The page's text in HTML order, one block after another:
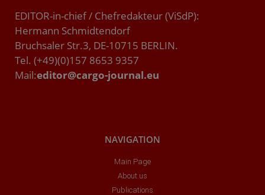
EDITOR-in-chief / Chefredakteur (ViSdP):
Hermann Schmidtendorf
Bruchsaler Str.3, DE-10715 BERLIN.
Tel. (+49)(0)157 8653 9357
Mail:editor@cargo-journal.eu
NAVIGATION
Main Page
About us
Publications